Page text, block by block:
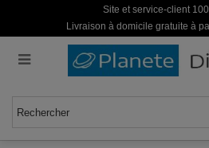
Site et service-client
Livraison à domicile gratuite à